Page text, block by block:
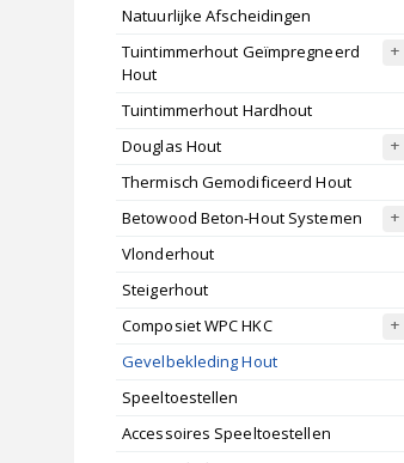
Natuurlijke Afscheidingen
Tuintimmerhout Geïmpregneerd
Hout
Tuintimmerhout Hardhout
Douglas Hout
Thermisch Gemodificeerd Hout
Betowood Beton-Hout Systemen
Vlonderhout
Steigerhout
Composiet WPC HKC
Gevelbekleding Hout
Speeltoestellen
Accessoires Speeltoestellen